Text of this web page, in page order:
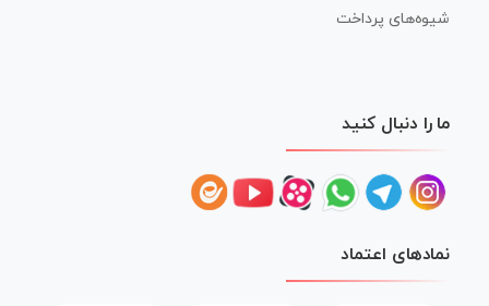
شیوه‌های پرداخت
ما را دنبال کنید
نمادهای اعتماد